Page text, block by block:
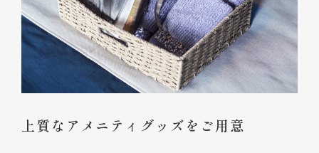
上質なアメニティグッズをご用意